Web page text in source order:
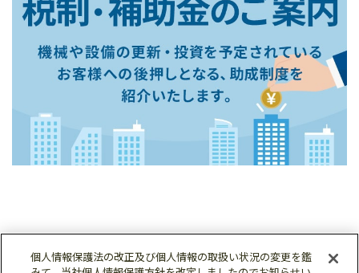
個人情報保護法の改正及び個人情報の取扱い状況の変更を鑑